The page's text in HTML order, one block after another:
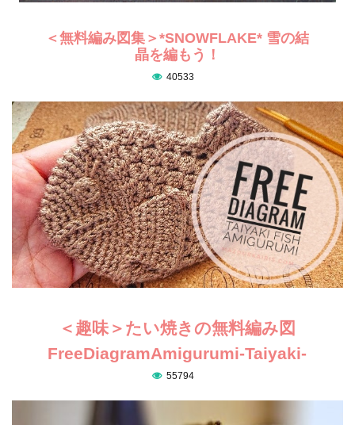
＜無料編み図集＞*SNOWFLAKE* 雪の結
晶を編もう！
40533
＜趣味＞たい焼きの無料編み図
FreeDiagramAmigurumi-Taiyaki-
55794